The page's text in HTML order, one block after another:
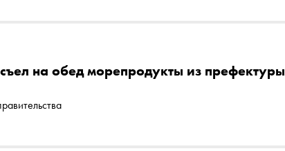
на обед морепродукты из префектуры